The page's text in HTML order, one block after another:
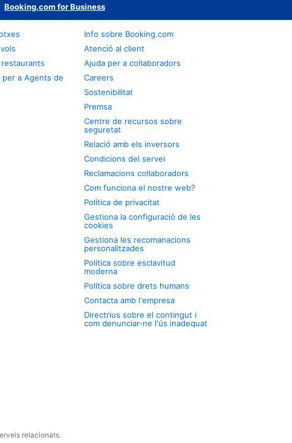
Booking.com for Business
per a Agents de
Info sobre Booking.com
Atenció al client
Ajuda per a col·laboradors
Careers
Sostenibilitat
Premsa
Centre de recursos sobre
seguretat
Relació amb els inversors
Condicions del servei
Reclamacions col·laboradors
Com funciona el nostre web?
Política de privacitat
Gestiona la configuració de les
cookies
Gestiona les recomanacions
personalitzades
Política sobre esclavitud
moderna
Política sobre drets humans
Contacta amb l'empresa
Directrius sobre el contingut i
com denunciar-ne l'ús inadequat
relacionats.